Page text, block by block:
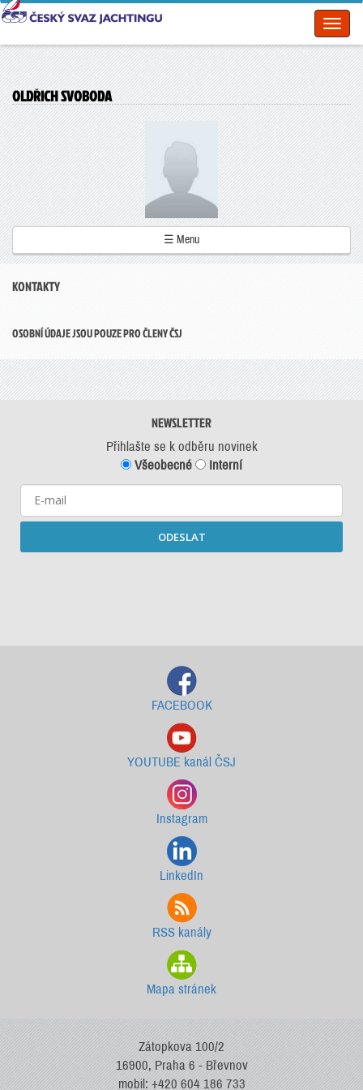
OLDŘICH SVOBODA
☰ Menu
KONTAKTY
OSOBNÍ ÚDAJE JSOU POUZE PRO ČLENY ČSJ
NEWSLETTER
Přihlašte se k odběru novinek
Všeobecné
Interní
ODESLAT
FACEBOOK
YOUTUBE kanál ČSJ
Instagram
LinkedIn
RSS kanály
Mapa stránek
Zátopkova 100/2
16900, Praha 6 - Břevnov
mobil: +420 604 186 733